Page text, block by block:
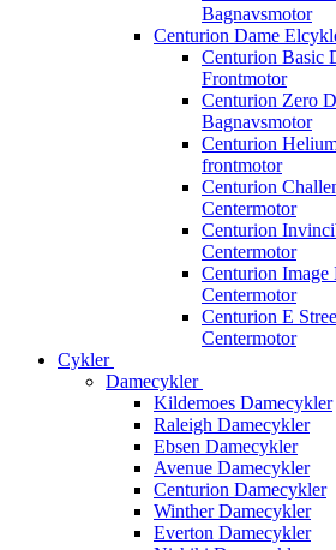
Bagnavsmotor
Centurion Dame
Centurion Basic
Frontmotor
Centurion Zero
Bagnavsmotor
Centurion
frontmotor
Centurion
Centermotor
Centurion
Centermotor
Centurion Image
Centermotor
Centurion E
Centermotor
Cykler
Damecykler
Kildemoes Damecykler
Raleigh Damecykler
Ebsen Damecykler
Avenue Damecykler
Centurion Damecykler
Winther Damecykler
Everton Damecykler